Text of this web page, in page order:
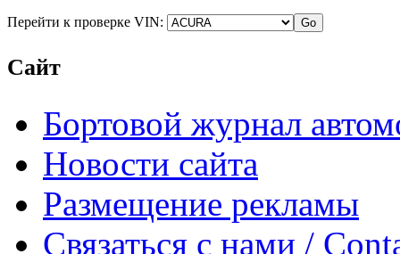
Перейти к проверке VIN:
Сайт
Бортовой журнал
Новости сайта
Размещение рекламы
Связаться с нами /